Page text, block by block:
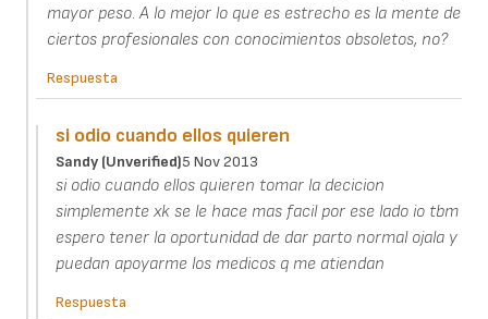
mayor peso. A lo mejor lo que es estrecho es la mente de
ciertos profesionales con conocimientos obsoletos, no?
Respuesta
si odio cuando ellos quieren
Sandy (unverified)5 Nov 2013
si odio cuando ellos quieren tomar la decicion
simplemente xk se le hace mas facil por ese lado io tbm
espero tener la oportunidad de dar parto normal ojala y
puedan apoyarme los medicos q me atiendan
Respuesta